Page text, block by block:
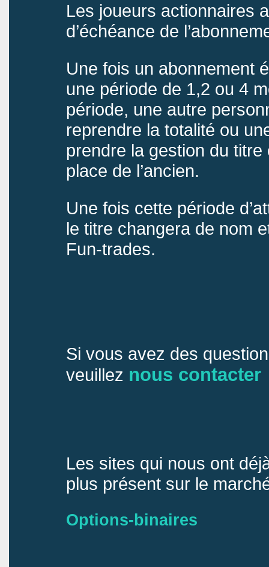
Les joueurs actionnaires
d’échéance de
Une fois un abonnement
une période de 1,2 ou 4
période, une autre
reprendre la totalité ou
prendre la gestion du
place de l’ancien.
Une fois cette période
le titre changera de nom
Fun-trades.
Si vous avez des
veuillez nous contacter
Les sites qui nous ont
plus présent sur le
Options-binaires